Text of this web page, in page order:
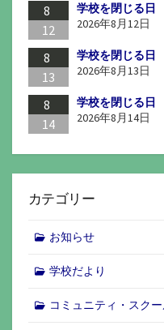
8
12
学校を閉じる日
2026年8月12日
8
13
学校を閉じる日
2026年8月13日
8
14
学校を閉じる日
2026年8月14日
カテゴリー
お知らせ
学校だより
コミュニティ・スク